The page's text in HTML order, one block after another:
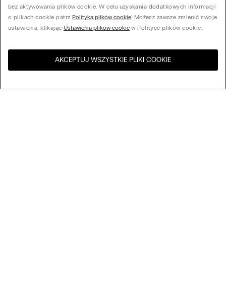
United States
bez aktywowania plików cookie. W celu uzyskania dodatkowych informacji
o plikach cookie patrz Polityka plików cookie. Możesz zawsze zmienić swoje
ustawienia, klikającUstawienia plików cookie w Polityce plików cookie.
AKCEPTUJ WSZYSTKIE PLIKI COOKIE